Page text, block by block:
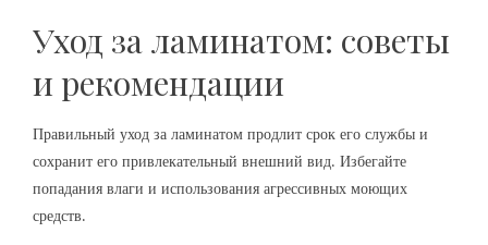
Уход за ламинатом: советы
и рекомендации
Правильный уход за ламинатом продлит срок его службы и
сохранит его привлекательный внешний вид. Избегайте
попадания влаги и использования агрессивных моющих
средств.